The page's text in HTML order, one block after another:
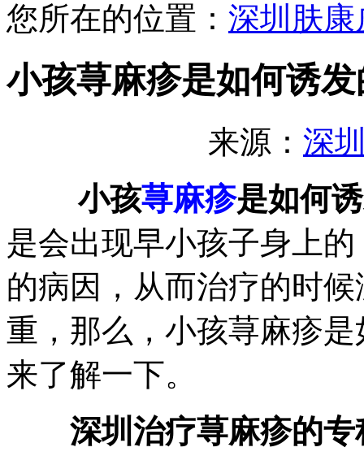
您所在的位置： 深圳肤
小孩荨麻疹是如何诱发
来源： 深
小孩荨麻疹是如何
是会出现早小孩子身上
的病因，从而治疗的时
重，那么，小孩荨麻疹
来了解一下。
深圳治疗荨麻疹的专